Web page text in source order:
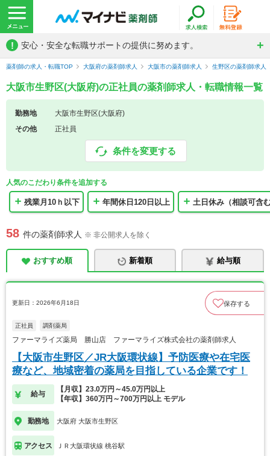
! 安心・安全な転職サポートの提供に努めます。
薬剤師の求人・転職TOP 大阪府の薬剤師求人 大阪市の薬剤師求人 生野区の薬剤師求人
大阪市生野区(大阪府)の正社員の薬剤師求人・転職情報一覧
勤務地
大阪市生野区(大阪府)
その他
正社員
条件を変更する
人気のこだわり条件を追加する
残業月10ｈ以下 年間休日120日以上 土日休み（相談可含
58 件の薬剤師求人 ※ 非公開求人を除く
おすすめ順 新着順 給与順
更新日：2026年6月18日 保存する
正社員 調剤薬局
ファーマライズ薬局 勝山店 ファーマライズ株式会社の薬剤師求人
【大阪市生野区／JR大阪環状線】予防医療や在宅医
療など、地域密着の薬局を目指している企業です！
給与
【月収】23.0万円～45.0万円以上
【年収】360万円～700万円以上 モデル
勤務地 大阪府 大阪市生野区
アクセス ＪＲ大阪環状線 桃谷駅